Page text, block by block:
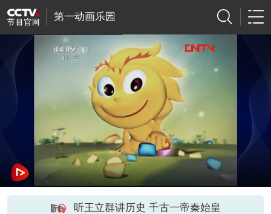
第一动画乐园
听王立群讲历史 千古一帝秦始皇